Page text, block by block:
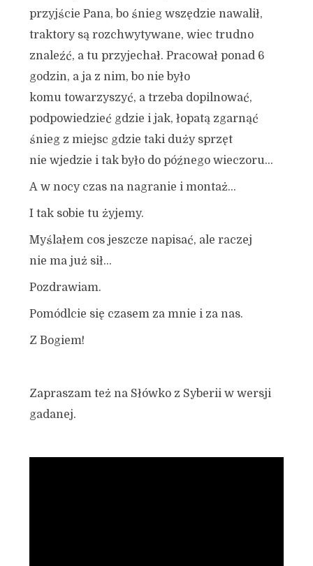
przyjście Pana, bo śnieg wszędzie nawalił,
traktory są rozchwytywane, wiec trudno
znaleźć, a tu przyjechał. Pracował ponad 6
godzin, a ja z nim, bo nie było
komu towarzyszyć, a trzeba dopilnować,
podpowiedzieć gdzie i jak, łopatą zgarnąć
śnieg z miejsc gdzie taki duży sprzęt
nie wjedzie i tak było do późnego wieczoru…
A w nocy czas na nagranie i montaż…
I tak sobie tu żyjemy.
Myślałem cos jeszcze napisać, ale raczej
nie ma już sił…
Pozdrawiam.
Pomódlcie się czasem za mnie i za nas.
Z Bogiem!
Zapraszam też na Słówko z Syberii w wersji
gadanej.